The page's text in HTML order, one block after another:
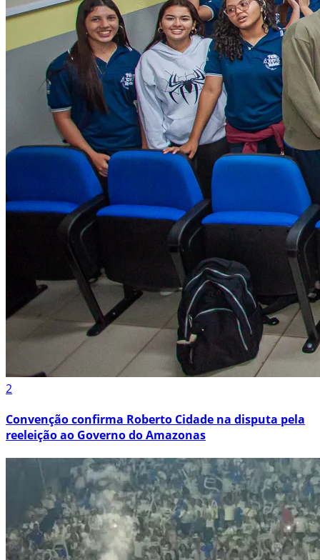
2
Convenção confirma Roberto Cidade na disputa pela
reeleição ao Governo do Amazonas